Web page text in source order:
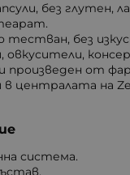
без глутен,
тестван, без
произведен от
в централата на
система.